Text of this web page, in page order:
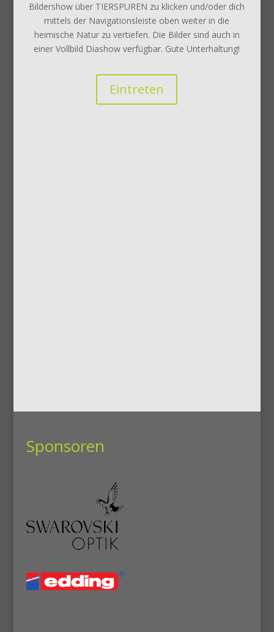
Bildershow über TIERSPUREN zu klicken und/oder dich
mittels der Navigationsleiste oben weiter in die
heimische Natur zu vertiefen. Die Bilder sind auch in
einer Vollbild Diashow verfügbar. Gute Unterhaltung!
Eintreten
Sponsoren